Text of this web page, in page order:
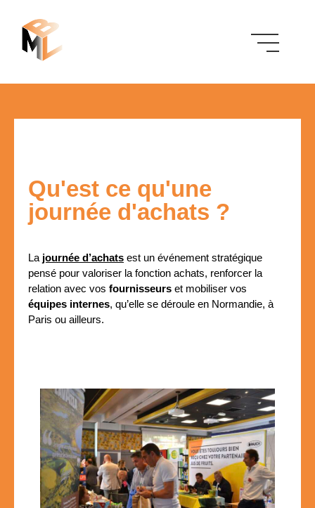
Qu'est ce qu'une
journée d'achats ?
La journée d’achats est un événement stratégique
pensé pour valoriser la fonction achats, renforcer la
relation avec vos fournisseurs et mobiliser vos
équipes internes, qu’elle se déroule en Normandie, à
Paris ou ailleurs.